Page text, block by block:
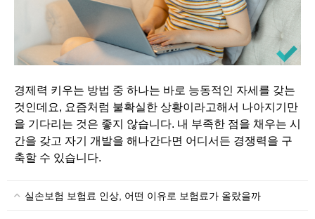
경제력 키우는 방법 중 하나는 바로 능동적인 자세를 갖는
것인데요, 요즘처럼 불확실한 상황이라고해서 나아지기만
을 기다리는 것은 좋지 않습니다. 내 부족한 점을 채우는 시
간을 갖고 자기 개발을 해나간다면 어디서든 경쟁력을 구
축할 수 있습니다.
실손보험 보험료 인상, 어떤 이유로 보험료가 올랐을까